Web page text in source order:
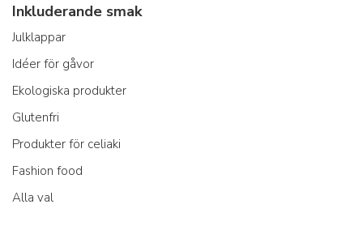
Inkluderande smak
Julklappar
Idéer för gåvor
Ekologiska produkter
Glutenfri
Produkter för celiaki
Fashion food
Alla val